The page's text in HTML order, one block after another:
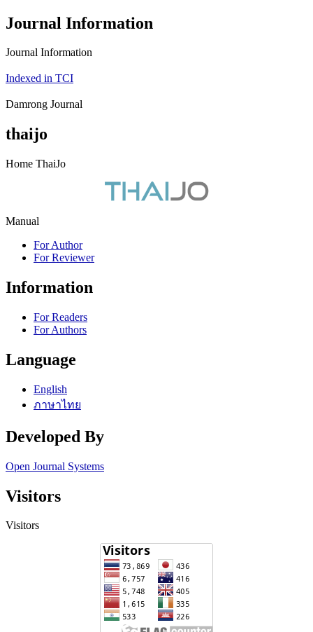
Journal Information
Journal Information
Indexed in TCI
Damrong Journal
thaijo
Home ThaiJo
Manual
For Author
For Reviewer
Information
For Readers
For Authors
Language
English
ภาษาไทย
Developed By
Open Journal Systems
Visitors
Visitors